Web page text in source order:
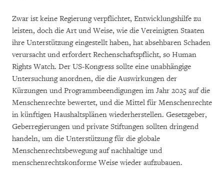
Zwar ist keine Regierung verpflichtet, Entwicklungshilfe zu
leisten, doch die Art und Weise, wie die Vereinigten Staaten
ihre Unterstützung eingestellt haben, hat absehbaren Schaden
verursacht und erfordert Rechenschaftspflicht, so Human
Rights Watch. Der US-Kongress sollte eine unabhängige
Untersuchung anordnen, die die Auswirkungen der
Kürzungen und Programmbeendigungen im Jahr 2025 auf die
Menschenrechte bewertet, und die Mittel für Menschenrechte
in künftigen Haushaltsplänen wiederherstellen. Gesetzgeber,
Geberregierungen und private Stiftungen sollten dringend
handeln, um die Unterstützung für die globale
Menschenrechtsbewegung auf nachhaltige und
menschenrechtskonforme Weise wieder aufzubauen.